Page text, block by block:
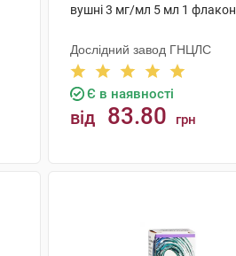
вушні 3 мг/мл 5 мл 1 флакон
Дослідний завод ГНЦЛС
Є в наявності
від 83.80 грн